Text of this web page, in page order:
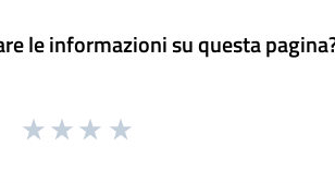
le informazioni su questa